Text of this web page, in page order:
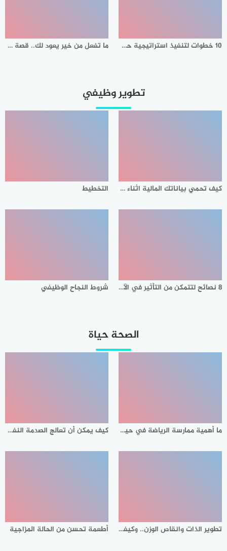
10 خطوات لتنفيذ استراتيجية حل المشكلات بطريقة ناجحة ما تفعل من خير يعود لك.. قصة مؤثرة
تطوير وظيفي
كيف تحمي بياناتك المالية اثناء التسوق الالكتروني التخطيط
8 نصائح لتتمكن من التأثير في الآخرين شروط النجاح الوظيفي
الصحة حياة
ما أهمية ممارسة الرياضة في حياتنا؟ كيف يمكن أن تعالج الصدمة النفسية بنفسك؟
تطوير الذات وانقاص الوزن.. وكيفية السيطرة على العادات الغذائية؟ أطعمة تحسن من الحالة المزاجية